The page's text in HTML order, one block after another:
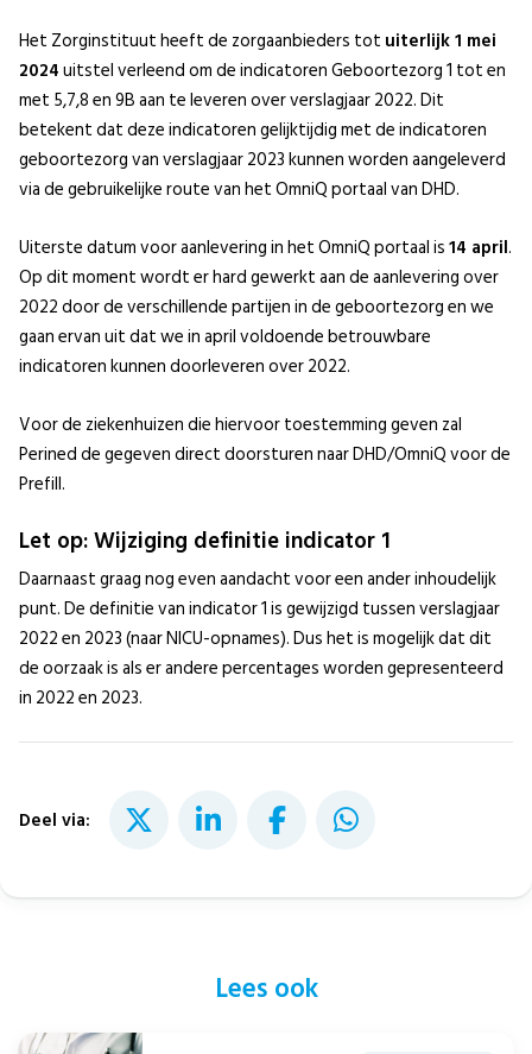
Het Zorginstituut heeft de zorgaanbieders tot uiterlijk 1 mei
2024uitstel verleend om de indicatoren Geboortezorg 1 tot en
met 5,7,8 en 9B aan te leveren over verslagjaar 2022. Dit
betekent dat deze indicatoren gelijktijdig met de indicatoren
geboortezorg van verslagjaar 2023 kunnen worden aangeleverd
via de gebruikelijke route van het OmniQ portaal van DHD.
Uiterste datum voor aanlevering in het OmniQ portaal is14 april.
Op dit moment wordt er hard gewerkt aan de aanlevering over
2022 door de verschillende partijen in de geboortezorg en we
gaan ervan uit dat we in april voldoende betrouwbare
indicatoren kunnen doorleveren over 2022.
Voor de ziekenhuizen die hiervoor toestemming geven zal
Perined de gegeven direct doorsturen naar DHD/OmniQ voor de
Prefill.
Let op: Wijziging definitie indicator 1
Daarnaast graag nog even aandacht voor een ander inhoudelijk
punt. De definitie van indicator 1 is gewijzigd tussen verslagjaar
2022 en 2023 (naar NICU-opnames). Dus het is mogelijk dat dit
de oorzaak is als er andere percentages worden gepresenteerd
in 2022 en 2023.
Deel via:
Lees ook